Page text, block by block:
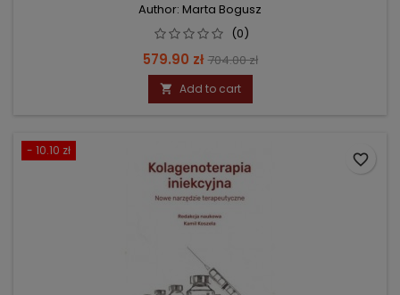
Author: Marta Bogusz
(0)
Price
579.90 zł Regular
price
704.00 zł
 Add to cart
- 10.10 zł
favorite_border